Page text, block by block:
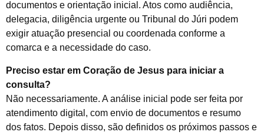
documentos e orientação inicial. Atos como audiência,
delegacia, diligência urgente ou Tribunal do Júri podem
exigir atuação presencial ou coordenada conforme a
comarca e a necessidade do caso.
Preciso estar em Coração de Jesus para iniciar a
consulta?
Não necessariamente. A análise inicial pode ser feita por
atendimento digital, com envio de documentos e resumo
dos fatos. Depois disso, são definidos os próximos passos e